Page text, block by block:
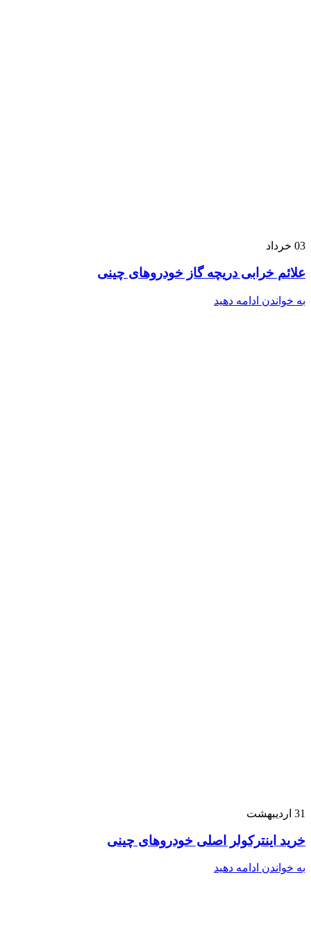
03 خرداد
علائم خرابی دریچه گاز خودروهای چینی
به خواندن ادامه دهید
31 اردیبهشت
خرید اینترکولر اصلی خودروهای چینی
به خواندن ادامه دهید